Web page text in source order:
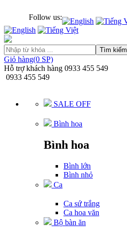
Follow us:
Tìm kiếm
Giỏ hàng(0 SP)
Hỗ trợ khách hàng 0933 455 549
0933 455 549
SALE OFF
Bình hoa
Bình hoa
Bình lớn
Bình nhỏ
Ca
Ca sứ trắng
Ca hoa văn
Bộ bàn ăn